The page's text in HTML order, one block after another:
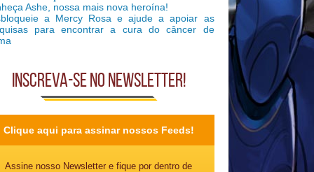
Ashe, nossa mais nova heroína!
a Mercy Rosa e ajude a apoiar as
para encontrar a cura do câncer de
Inscreva-se no Newsletter!
Clique aqui para assinar nossos Feeds!
Assine nosso Newsletter e fique por dentro de